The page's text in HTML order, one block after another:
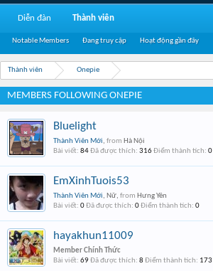
Thành viên Onepie
MEMBERS FOLLOWING ONEPIE
Bluelight
Thành Viên Mới, from Hà Nội
Bài viết: 84Đã được thích: 316Điểm thành tích: 0
EmXinhTuois53
Thành Viên Mới, Nữ, from Hưng Yên
Bài viết: 0Đã được thích: 0Điểm thành tích: 0
hayakhun11009
Member Chính Thức
Bài viết: 69Đã được thích: 8 Điểm thành tích: 173
Diễn đàn Thành viên
Notable Members Đang truy cập Hoạt động gần đây